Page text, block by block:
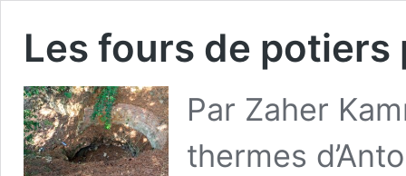
Les fours de
Par Zaher
thermes